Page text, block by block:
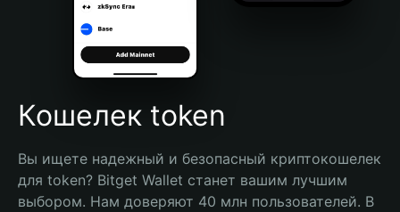
Português (Brasil)
Español (Argentina)
Кошелек token
Вы ищете надежный и безопасный криптокошелек
для token? Bitget Wallet станет вашим лучшим
выбором. Нам доверяют 40 млн пользователей. В